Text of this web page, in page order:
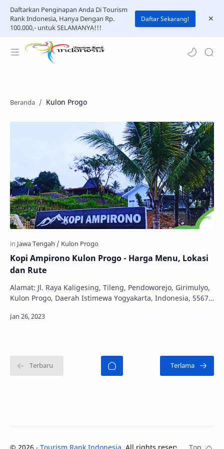
Daftarkan Penginapan Anda Di Tourism
Rank Indonesia, Hanya Dengan Rp.
100.000,- untuk SELAMANYA!!!
Daftar Sekarang!
Kulon Progo
Kopi Ampirono Kulon Progo - Harga Menu, Lokasi
dan Rute
Alamat: Jl. Raya Kaligesing, Tileng, Pendoworejo, Girimulyo,
Kulon Progo, Daerah Istimewa Yogyakarta, Indonesia, 55674
© 2026 ‧ Tourism Rank Indonesia . All rights reserved.